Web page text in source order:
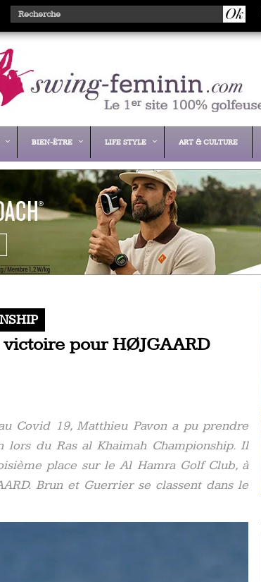
BIEN-ÊTRE LIFE STYLE ART & CULTURE
pour HØJGAARD
Covid 19, Matthieu Pavon a pu prendre
du Ras al Khaimah Championship. Il
place sur le Al Hamra Golf Club, à
Brun et Guerrier se classent dans le